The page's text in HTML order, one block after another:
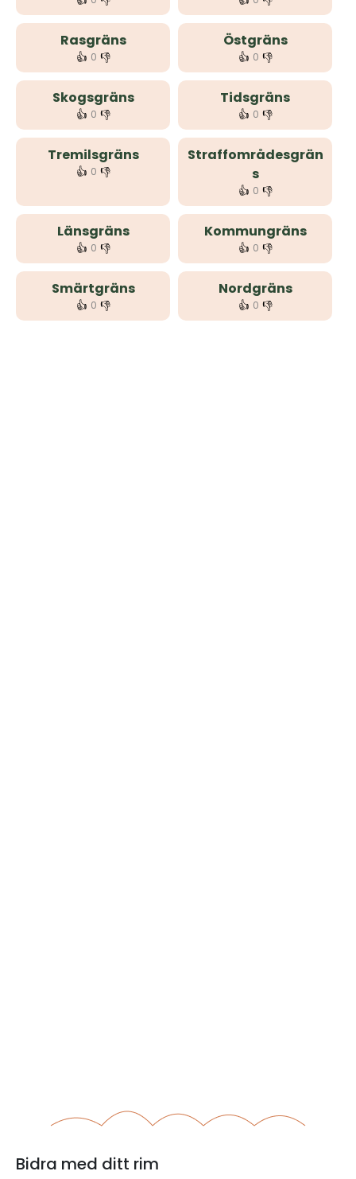
Rasgräns
👍 0 👎
Östgräns
👍 0 👎
Skogsgräns
👍 0 👎
Tidsgräns
👍 0 👎
Tremilsgräns
👍 0 👎
Straffområdesgrän
s
👍 0 👎
Länsgräns
👍 0 👎
Kommungräns
👍 0 👎
Smärtgräns
👍 0 👎
Nordgräns
👍 0 👎
Bidra med ditt rim